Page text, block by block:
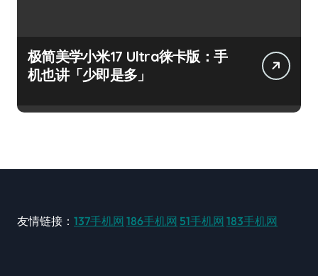
极简美学小米17 Ultra徕卡版：手
机也讲「少即是多」
友情链接： 137手机网 186手机网 51手机网 183手机网